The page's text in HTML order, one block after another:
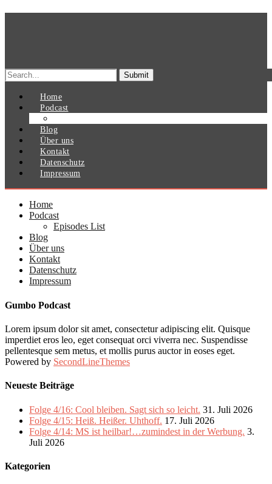
Search
for:
Home
Podcast
Blog
Über uns
Kontakt
Datenschutz
Impressum
Home
Podcast
Episodes List
Blog
Über uns
Kontakt
Datenschutz
Impressum
Gumbo Podcast
Lorem ipsum dolor sit amet, consectetur adipiscing elit. Quisque
imperdiet eros leo, eget consequat orci viverra nec. Suspendisse
pellentesque sem metus, et mollis purus auctor in eoses eget.
Powered by SecondLineThemes
Neueste Beiträge
Folge 4/16: Cool bleiben. Sagt sich so leicht. 31. Juli 2026
Folge 4/15: Heiß. Heißer. Uhthoff. 17. Juli 2026
Folge 4/14: MS ist heilbar!…zumindest in der Werbung. 3.
Juli 2026
Kategorien